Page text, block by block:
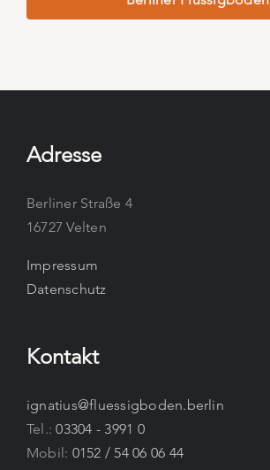
Adresse
Berliner Straße 4
16727 Velten
Impressum
Datenschutz
Kontakt
ignatius@fluessigboden.berlin
Tel.:03304 - 3991 0
Mobil: 0152 / 54 06 06 44